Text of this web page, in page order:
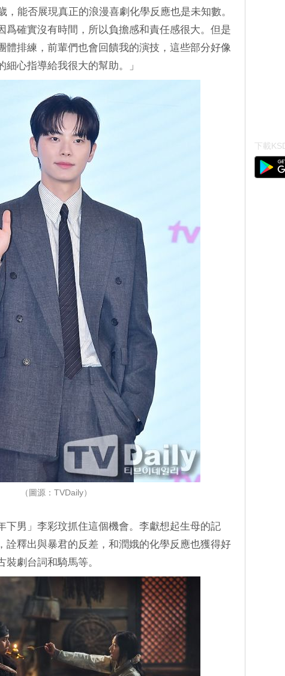
，能否展現真正的浪漫喜劇化學反應也是未知數。
爲確實沒有時間，所以負擔感和責任感很大。但是
體排練，前輩們也會回饋我的演技，這些部分好像
心指導給我很大的幫助。」
（圖源：TVDaily）
下男」李彩玟抓住這個機會。李獻想起生母的記
詮釋出與暴君的反差，和潤娥的化學反應也獲得好
劇台詞和騎馬等。
下載